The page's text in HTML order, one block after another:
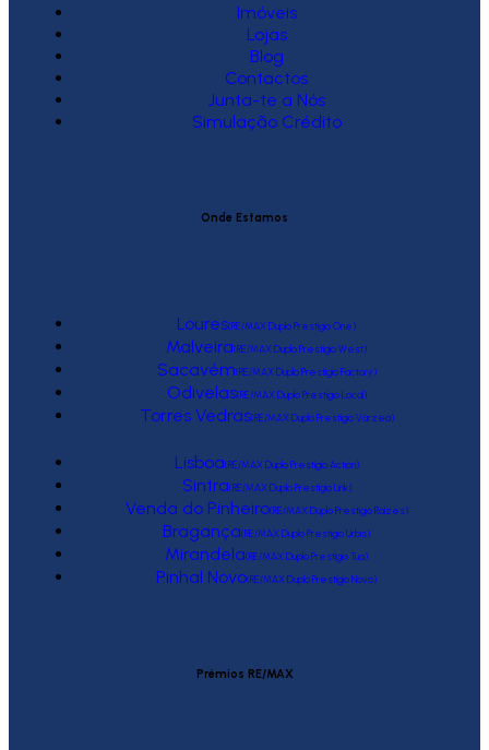
Imóveis
Lojas
Blog
Contactos
Junta-te a Nós
Simulação Crédito
Onde Estamos
Loures(RE/MAX Duplo Prestígio One)
Malveira(RE/MAX Duplo Prestígio West)
Sacavém(RE/MAX Duplo Prestígio Factory)
Odivelas(RE/MAX Duplo Prestígio Local)
Torres Vedras(RE/MAX Duplo Prestígio Várzea)
Lisboa(RE/MAX Duplo Prestígio Action)
Sintra(RE/MAX Duplo Prestígio Link)
Venda do Pinheiro(RE/MAX Duplo Prestígio Raízes)
Bragança(RE/MAX Duplo Prestígio Urbis)
Mirandela(RE/MAX Duplo Prestígio Tua)
Pinhal Novo(RE/MAX Duplo Prestígio Novo)
Prémios RE/MAX